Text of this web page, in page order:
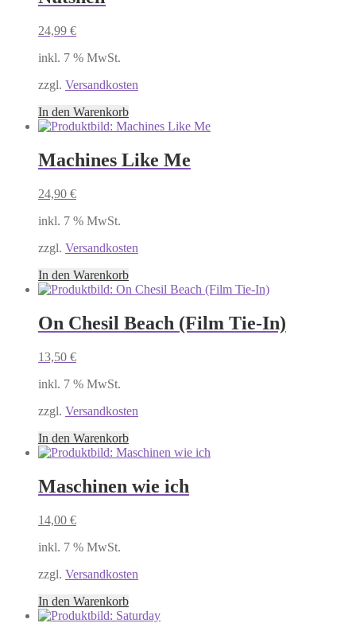
24,99 €
inkl. 7 % MwSt.
zzgl. Versandkosten
In den Warenkorb
Machines Like Me
24,90 €
inkl. 7 % MwSt.
zzgl. Versandkosten
In den Warenkorb
On Chesil Beach (Film Tie-In)
13,50 €
inkl. 7 % MwSt.
zzgl. Versandkosten
In den Warenkorb
Maschinen wie ich
14,00 €
inkl. 7 % MwSt.
zzgl. Versandkosten
In den Warenkorb